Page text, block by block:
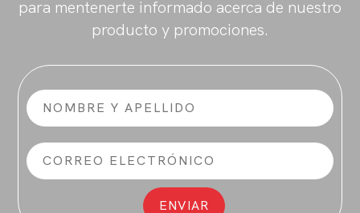
para mentenerte informado acerca de nuestro
producto y promociones.